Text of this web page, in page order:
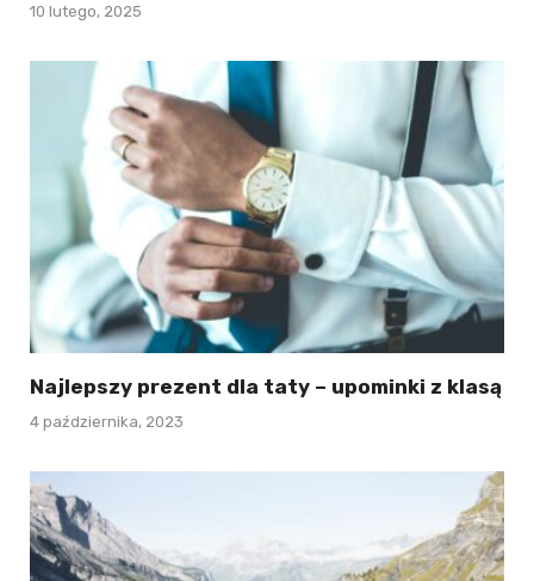
10 lutego, 2025
Najlepszy prezent dla taty – upominki z klasą
4 października, 2023